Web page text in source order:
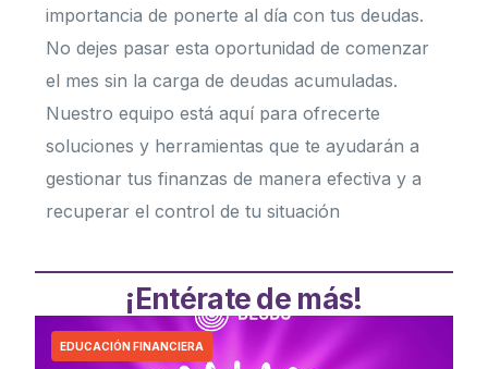
importancia de ponerte al día con tus deudas.
No dejes pasar esta oportunidad de comenzar
el mes sin la carga de deudas acumuladas.
Nuestro equipo está aquí para ofrecerte
soluciones y herramientas que te ayudarán a
gestionar tus finanzas de manera efectiva y a
recuperar el control de tu situación
¡Entérate de más!
EDUCACIÓN FINANCIERA